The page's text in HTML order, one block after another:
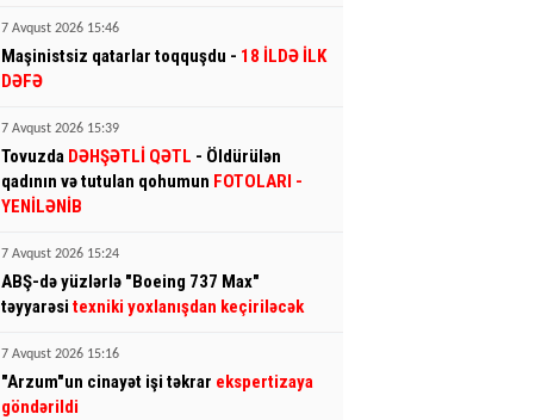
7 Avqust 2026 15:46
Maşinistsiz qatarlar toqquşdu - 18 İLDƏ İLK
DƏFƏ
7 Avqust 2026 15:39
Tovuzda DƏHŞƏTLİ QƏTL - Öldürülən
qadının və tutulan qohumun FOTOLARI -
YENİLƏNİB
7 Avqust 2026 15:24
ABŞ-də yüzlərlə "Boeing 737 Max"
təyyarəsi texniki yoxlanışdan keçiriləcək
7 Avqust 2026 15:16
"Arzum"un cinayət işi təkrar ekspertizaya
göndərildi